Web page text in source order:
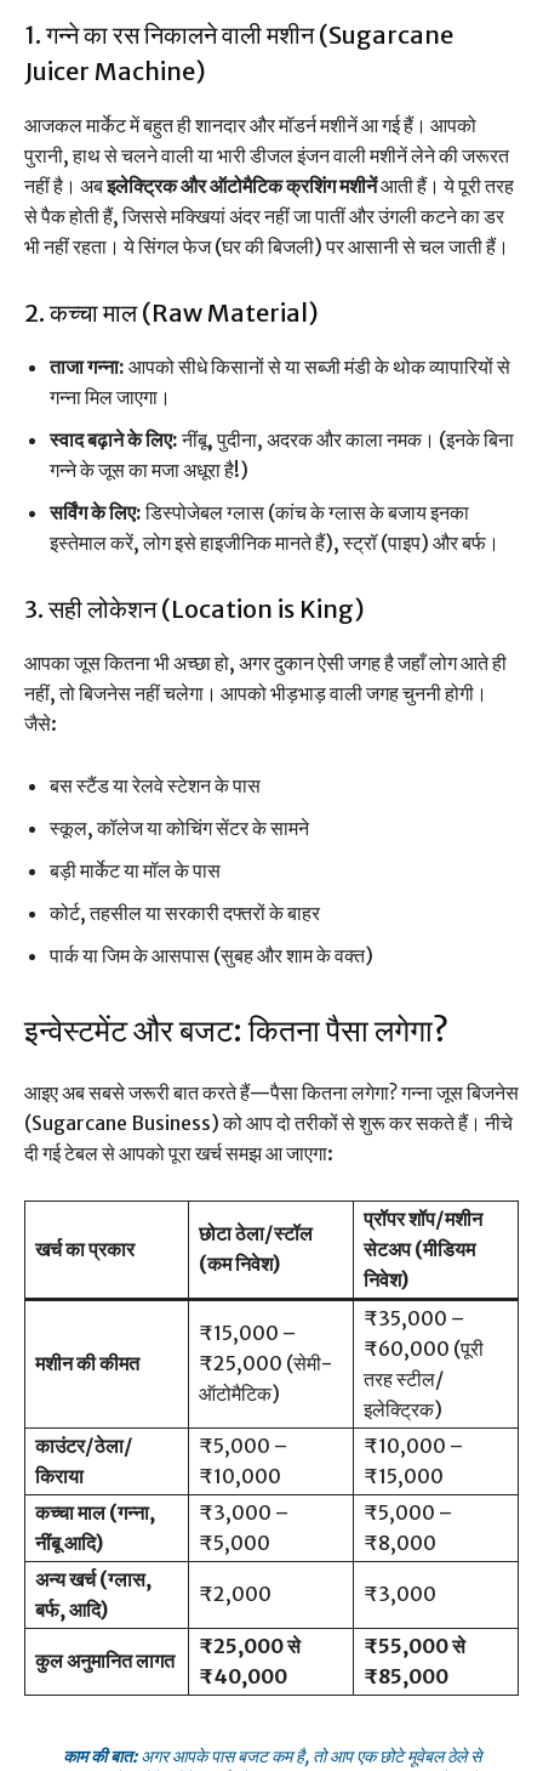
1. गन्ने का रस निकालने वाली मशीन (Sugarcane
Juicer Machine)
आजकल मार्केट में बहुत ही शानदार और मॉडर्न मशीनें आ गई हैं। आपको
पुरानी, हाथ से चलने वाली या भारी डीजल इंजन वाली मशीनें लेने की जरूरत
नहीं है। अबइलेक्ट्रिक और ऑटोमैटिक क्रशिंग मशीनेंआती हैं। ये पूरी तरह
से पैक होती हैं, जिससे मक्खियां अंदर नहीं जा पातीं और उंगली कटने का डर
भी नहीं रहता। ये सिंगल फेज (घर की बिजली) पर आसानी से चल जाती हैं।
2. कच्चा माल (Raw Material)
ताजा गन्ना: आपको सीधे किसानों से या सब्जी मंडी के थोक व्यापारियों से
गन्ना मिल जाएगा।
स्वाद बढ़ाने के लिए:नींबू, पुदीना, अदरक और काला नमक। (इनके बिना
गन्ने के जूस का मजा अधूरा है!)
सर्विंग के लिए:डिस्पोजेबल ग्लास (कांच के ग्लास के बजाय इनका
इस्तेमाल करें, लोग इसे हाइजीनिक मानते हैं), स्ट्रॉ (पाइप) और बर्फ।
3. सही लोकेशन (Location is King)
आपका जूस कितना भी अच्छा हो, अगर दुकान ऐसी जगह है जहाँ लोग आते ही
नहीं, तो बिजनेस नहीं चलेगा। आपको भीड़भाड़ वाली जगह चुननी होगी।
जैसे:
बस स्टैंड या रेलवे स्टेशन के पास
स्कूल, कॉलेज या कोचिंग सेंटर के सामने
बड़ी मार्केट या मॉल के पास
कोर्ट, तहसील या सरकारी दफ्तरों के बाहर
पार्क या जिम के आसपास (सुबह और शाम के वक्त)
इन्वेस्टमेंट और बजट: कितना पैसा लगेगा?
आइए अब सबसे जरूरी बात करते हैं—पैसा कितना लगेगा? गन्ना जूस बिजनेस
(Sugarcane Business) को आप दो तरीकों से शुरू कर सकते हैं। नीचे
दी गई टेबल से आपको पूरा खर्च समझ आ जाएगा:
खर्च का प्रकार
छोटा ठेला/स्टॉल
(कम निवेश)
प्रॉपर शॉप/मशीन
सेटअप (मीडियम
निवेश)
मशीन की कीमत
₹15,000 –
₹25,000 (सेमी-
ऑटोमैटिक)
₹35,000 –
₹60,000 (पूरी
तरह स्टील/
इलेक्ट्रिक)
काउंटर/ठेला/
किराया
₹5,000 –
₹10,000
₹10,000 –
₹15,000
कच्चा माल (गन्ना,
नींबू आदि)
₹3,000 –
₹5,000
₹5,000 –
₹8,000
अन्य खर्च (ग्लास,
बर्फ, आदि)
₹2,000 ₹3,000
कुल अनुमानित लागत
₹25,000 से
₹40,000
₹55,000 से
₹85,000
काम की बात:अगर आपके पास बजट कम है, तो आप एक छोटे मूवेबल ठेले से